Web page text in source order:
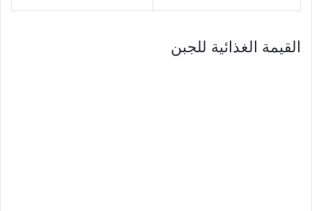
القيمة الغذائية للجبن